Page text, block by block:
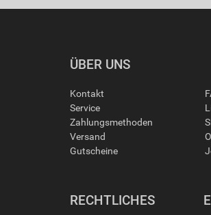
ÜBER UNS
Kontakt
Service
Zahlungsmethoden
Versand
Gutscheine
RECHTLICHES